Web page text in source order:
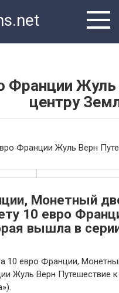
Франции
центру
Монетный
10 евро
вышла в
10 евро Франции,
Жуль Верн Путешествие